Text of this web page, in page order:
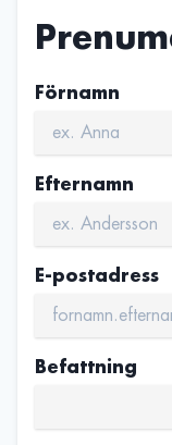
Förnamn
Efternamn
E-postadress
Befattning